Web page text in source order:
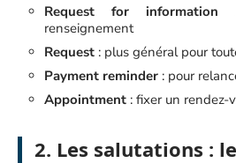
Request for information :
renseignement
Request : plus général pour
Payment reminder : pour
Appointment : fixer un rendez-
2. Les salutations :